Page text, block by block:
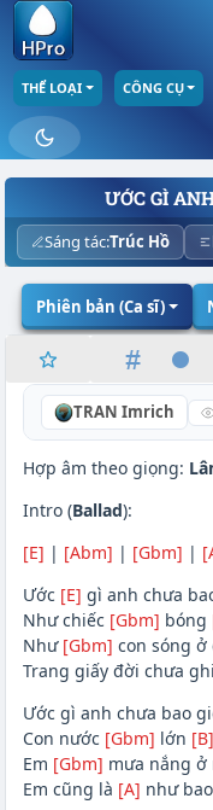
THỂ LOẠI CÔNG CỤ
ƯỚC GÌ
Sáng tác:Trúc Hồ
Phiên bản (Ca sĩ)
TRAN Imrich
Hợp âm theo giọng:
Intro (Ballad):
[E] | [Abm] | [Gbm] |
Ước [E] gì anh chưa
Như chiếc [Gbm] bóng
Như [Gbm] con sóng ở
Trang giấy đời chưa
Ước gì anh chưa bao
Con nước [Gbm] lớn [B]
Em [Gbm] mưa nắng ở
Em cũng là [A] như